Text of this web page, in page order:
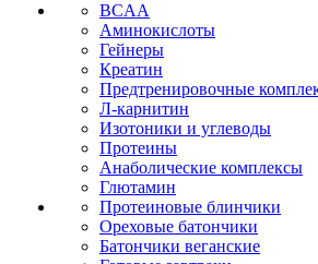
BCAA
Аминокислоты
Гейнеры
Креатин
Предтренировочные
Л-карнитин
Изотоники и углеводы
Протеины
Анаболические комплексы
Глютамин
Протеиновые блинчики
Ореховые батончики
Батончики веганские